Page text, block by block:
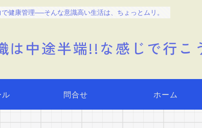
で健康管理──そんな意識高い生活は、ちょっとムリ。
は中途半端!!な感じで行こ
ル 問合せ ホーム